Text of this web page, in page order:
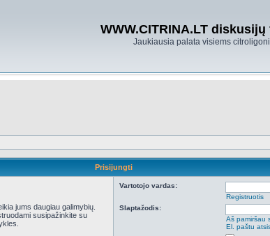
WWW.CITRINA.LT
Jaukiausia palata visiems
Prisijungti
jums daugiau galimybių.
susipažinkite su
Vartotojo vardas:
Registruotis
Slaptažodis:
Aš pamiršau
El. paštu